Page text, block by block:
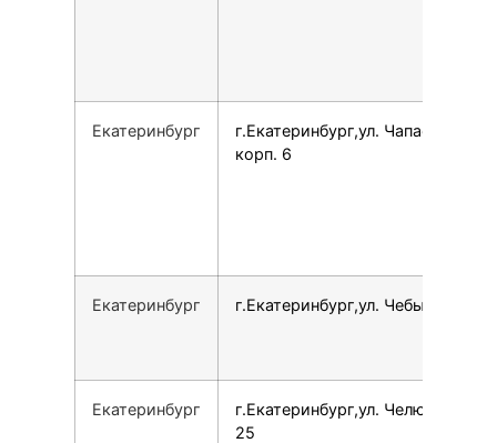
Екатеринбург
г.Екатеринбург,ул. Чапаева, 14
корп. 6
Екатеринбург г.Екатеринбург,ул. Чебышева, 6
Екатеринбург
г.Екатеринбург,ул. Челюскинцев,
25